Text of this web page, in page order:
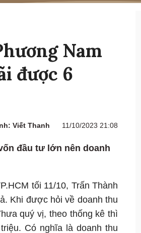
Nam
được 6
Viết Thanh 11/10/2023 21:08
đầu tư lớn nên doanh
tối 11/10, Trấn Thành
Khi được hỏi về doanh thu
quý vị, theo thống kê thì
Có nghĩa là doanh thu